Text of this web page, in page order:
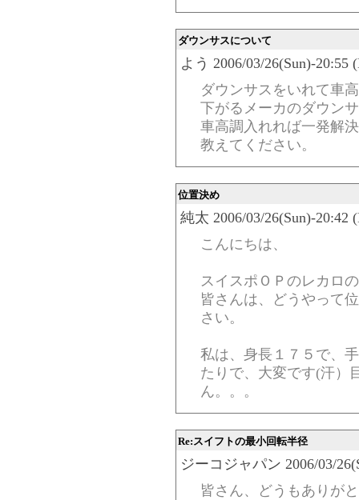
ダウンサスについて
よう 2006/03/26(Sun)-20:55
ダウンサスをいれて車
下がるメーカのダウン
車高調入れれば一発解
教えてください。
位置決め
純太 2006/03/26(Sun)-20:42
こんにちは、
スイスポＯＰのレカロ
皆さんは、どうやって
さい。
私は、身長１７５で、
たりで、大変です(汗）
ん。。。
Re:スイフトの最小回転半径
ジーコジャパン 2006/03/
皆さん、どうもありが